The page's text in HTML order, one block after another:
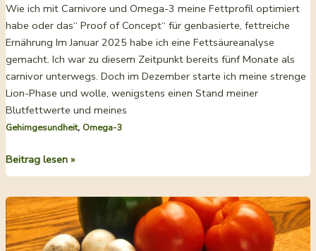
Wie ich mit Carnivore und Omega-3 meine Fettprofil optimiert
habe oder das“ Proof of Concept“ für genbasierte, fettreiche
Ernährung Im Januar 2025 habe ich eine Fettsäureanalyse
gemacht. Ich war zu diesem Zeitpunkt bereits fünf Monate als
carnivor unterwegs. Doch im Dezember starte ich meine strenge
Lion-Phase und wolle, wenigstens einen Stand meiner
Blutfettwerte und meines
Gehirngesundheit, Omega-3
In
7
zur
optimalen
Fettversorgung
Beitrag lesen »